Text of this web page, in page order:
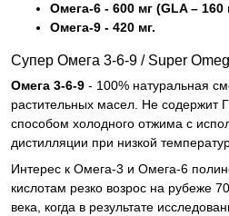
Омега-6 - 600 мг (GLA – 160
Омега-9 - 420 мг.
Супер Омега 3-6-9 / Super
Омега 3-6-9 - 100% натуральная
растительных масел. Не содержит
способом холодного отжима с
дистилляции при низкой
Интерес к Омега-3 и Омега-6
кислотам резко возрос на рубеже
века, когда в результате